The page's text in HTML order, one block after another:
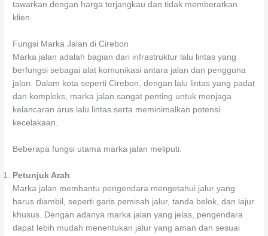
tawarkan dengan harga terjangkau dan tidak memberatkan
klien.
Fungsi Marka Jalan di Cirebon
Marka jalan adalah bagian dari infrastruktur lalu lintas yang
berfungsi sebagai alat komunikasi antara jalan dan pengguna
jalan. Dalam kota seperti Cirebon, dengan lalu lintas yang padat
dan kompleks, marka jalan sangat penting untuk menjaga
kelancaran arus lalu lintas serta meminimalkan potensi
kecelakaan.
Beberapa fungsi utama marka jalan meliputi:
Petunjuk Arah
Marka jalan membantu pengendara mengetahui jalur yang
harus diambil, seperti garis pemisah jalur, tanda belok, dan lajur
khusus. Dengan adanya marka jalan yang jelas, pengendara
dapat lebih mudah menentukan jalur yang aman dan sesuai